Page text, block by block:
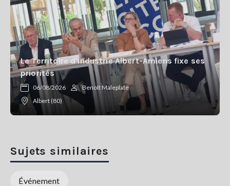
Le Territoire d'industrie Albert-Amiens fixe ses
priorités
06/08/2026
Benoît Maleplate
Albert (80)
Sujets similaires
Événement